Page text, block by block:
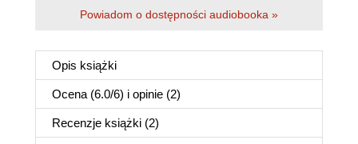
Powiadom o dostępności audiobooka »
Opis książki
Ocena (6.0/6) i opinie (2)
Recenzje książki (2)